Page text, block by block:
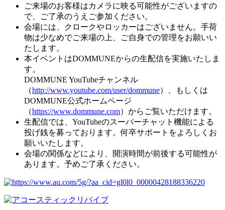
ご来場のお客様はカメラに映る可能性がございますの
で、ご了承のうえご参加ください。
会場には、クロークやロッカーはございません。手荷
物は少なめでご来場の上、ご自身での管理をお願いい
たします。
本イベントはDOMMUNEからの生配信を実施いたしま
す。
DOMMUNE YouTubeチャンネル
（http://www.youtube.com/user/dommune）、もしくは
DOMMUNE公式ホームページ
（https://www.dommune.com）からご覧いただけます。
生配信では、YouTubeのスーパーチャット機能による
投げ銭を募っております。何卒サポートをよろしくお
願いいたします。
会場の関係などにより、開演時間が前後する可能性が
あります。予めご了承ください。